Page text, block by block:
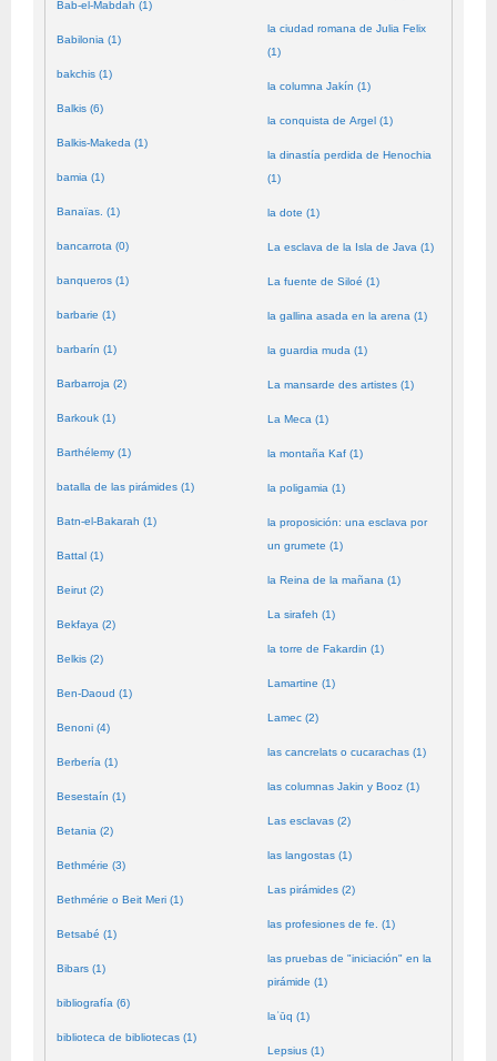
Bab-el-Mabdah (1)
Babilonia (1)
bakchis (1)
Balkis (6)
Balkis-Makeda (1)
bamia (1)
Banaïas. (1)
bancarrota (0)
banqueros (1)
barbarie (1)
barbarín (1)
Barbarroja (2)
Barkouk (1)
Barthélemy (1)
batalla de las pirámides (1)
Batn-el-Bakarah (1)
Battal (1)
Beirut (2)
Bekfaya (2)
Belkis (2)
Ben-Daoud (1)
Benoni (4)
Berbería (1)
Besestaín (1)
Betania (2)
Bethmérie (3)
Bethmérie o Beit Meri (1)
Betsabé (1)
Bibars (1)
bibliografía (6)
biblioteca de bibliotecas (1)
la ciudad romana de Julia Felix
(1)
la columna Jakín (1)
la conquista de Argel (1)
la dinastía perdida de Henochia
(1)
la dote (1)
La esclava de la Isla de Java (1)
La fuente de Siloé (1)
la gallina asada en la arena (1)
la guardia muda (1)
La mansarde des artistes (1)
La Meca (1)
la montaña Kaf (1)
la poligamia (1)
la proposición: una esclava por
un grumete (1)
la Reina de la mañana (1)
La sirafeh (1)
la torre de Fakardin (1)
Lamartine (1)
Lamec (2)
las cancrelats o cucarachas (1)
las columnas Jakin y Booz (1)
Las esclavas (2)
las langostas (1)
Las pirámides (2)
las profesiones de fe. (1)
las pruebas de "iniciación" en la
pirámide (1)
laʿūq (1)
Lepsius (1)